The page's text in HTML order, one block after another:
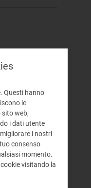
Questi hanno
le
web,
i dati utente
i nostri
consenso
momento.
visitando la